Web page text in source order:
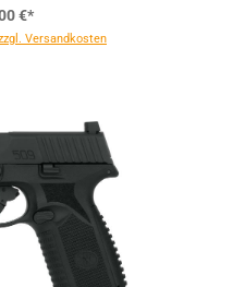
€*
Versandkosten